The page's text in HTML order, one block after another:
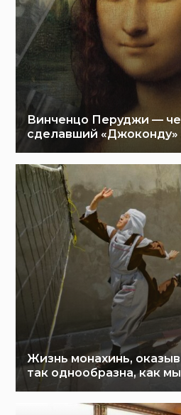
Винченцо Перуджи —
сделавший «Джоконду»
Жизнь монахинь,
так однообразна, как